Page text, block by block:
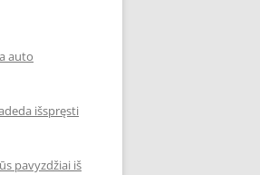
auto
išspręsti
pavyzdžiai iš